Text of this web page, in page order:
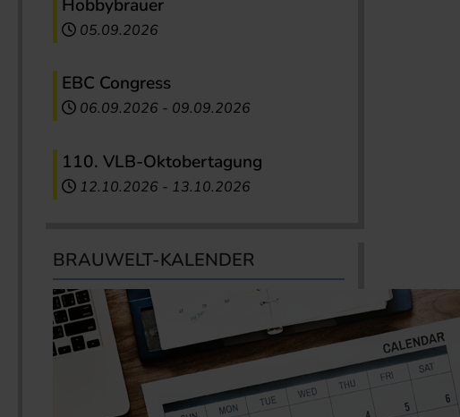
Hobbybrauer
05.09.2026
EBC Congress
06.09.2026 - 09.09.2026
110. VLB-Oktobertagung
12.10.2026 - 13.10.2026
BRAUWELT-KALENDER